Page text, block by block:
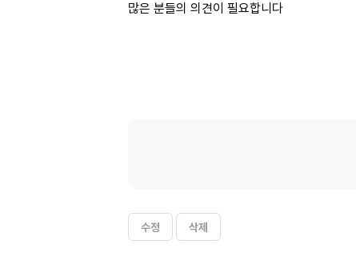
많은 분들의 의견이 필요합니다
수정 삭제